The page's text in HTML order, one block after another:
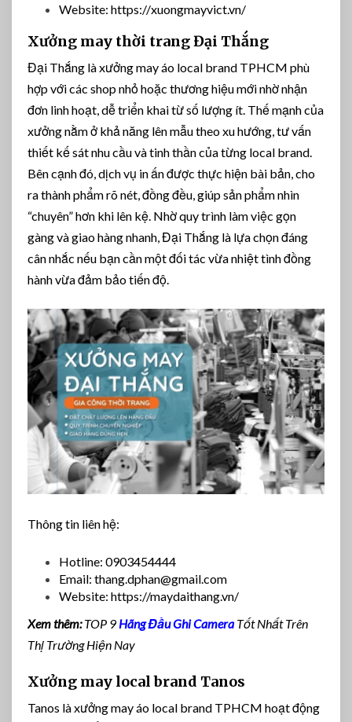
Website: https://xuongmayvict.vn/
Xưởng may thời trang Đại Thắng
Đại Thắng là xưởng may áo local brand TPHCM phù
hợp với các shop nhỏ hoặc thương hiệu mới nhờ nhận
đơn linh hoạt, dễ triển khai từ số lượng ít. Thế mạnh của
xưởng nằm ở khả năng lên mẫu theo xu hướng, tư vấn
thiết kế sát nhu cầu và tinh thần của từng local brand.
Bên cạnh đó, dịch vụ in ấn được thực hiện bài bản, cho
ra thành phẩm rõ nét, đồng đều, giúp sản phẩm nhìn
“chuyên” hơn khi lên kệ. Nhờ quy trình làm việc gọn
gàng và giao hàng nhanh, Đại Thắng là lựa chọn đáng
cân nhắc nếu bạn cần một đối tác vừa nhiệt tình đồng
hành vừa đảm bảo tiến độ.
Thông tin liên hệ:
Hotline: 0903454444
Email: thang.dphan@gmail.com
Website: https://maydaithang.vn/
Xem thêm:TOP 9 Hãng Đầu Ghi Camera Tốt Nhất Trên
Thị Trường Hiện Nay
Xưởng may local brand Tanos
Tanos là xưởng may áo local brand TPHCM hoạt động